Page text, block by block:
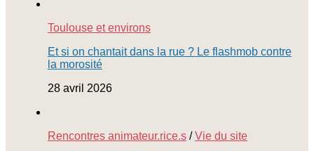
Toulouse et environs
Et si on chantait dans la rue ? Le flashmob contre
la morosité
28 avril 2026
Rencontres animateur.rice.s /Vie du site